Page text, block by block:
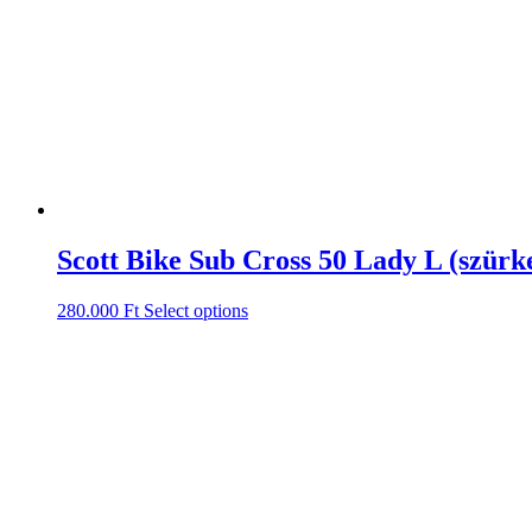
Scott Bike Sub Cross 50 Lady L
280.000 Ft Select options